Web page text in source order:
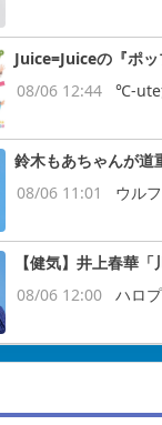
Juice=Juiceの『ポ
08/06 12:44
℃-ute
鈴木もあちゃんが道
08/06 11:01
ウル
【健気】井上春華
08/06 12:00
ハロ